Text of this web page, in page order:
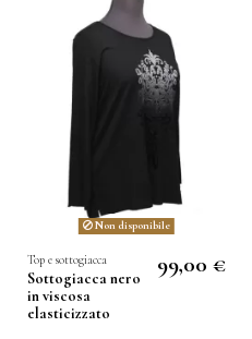
Non disponibile
Top e sottogiacca
Sottogiacca nero
in viscosa
elasticizzato
99,00 €